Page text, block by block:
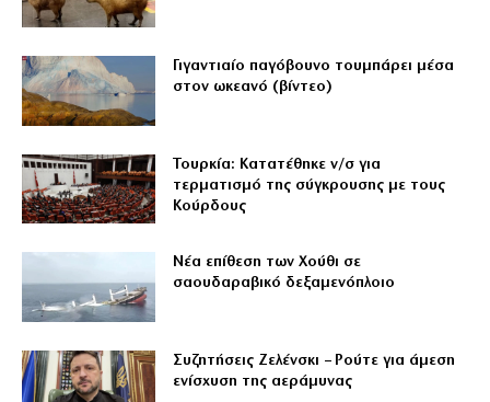
Γιγαντιαίο παγόβουνο τουμπάρει μέσα
στον ωκεανό (βίντεο)
Τουρκία: Κατατέθηκε ν/σ για
τερματισμό της σύγκρουσης με τους
Κούρδους
Νέα επίθεση των Χούθι σε
σαουδαραβικό δεξαμενόπλοιο
Συζητήσεις Ζελένσκι – Ρούτε για άμεση
ενίσχυση της αεράμυνας